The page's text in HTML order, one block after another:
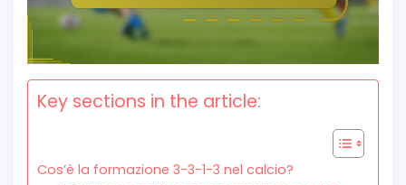
Key sections in the article:
Cos’è la formazione 3-3-1-3 nel calcio?